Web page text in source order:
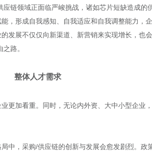
链领域正面临严峻挑战，诸如芯片短缺造成的
，形成自我感知、自我适应和自我调整能力，
发展不仅仅向新渠道、新营销来实现增长，也
路。
整体人才需求
更加看重。同时，无论内外资、大中小型企业
中，采购/供应链的创新与发展会愈发剧烈。政